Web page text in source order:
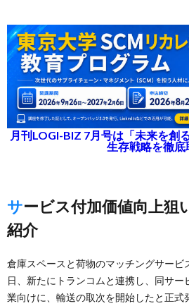
月刊LOGI-BIZ 7月号は「未来を創
生存戦略を徹底
サービス付加価値向上狙い、専用ページで
紹介
倉庫スペースと荷物のマッチングサービ
日、新たにトランコムと連携し、同サ
業向けに、輸送の取次を開始したと正式